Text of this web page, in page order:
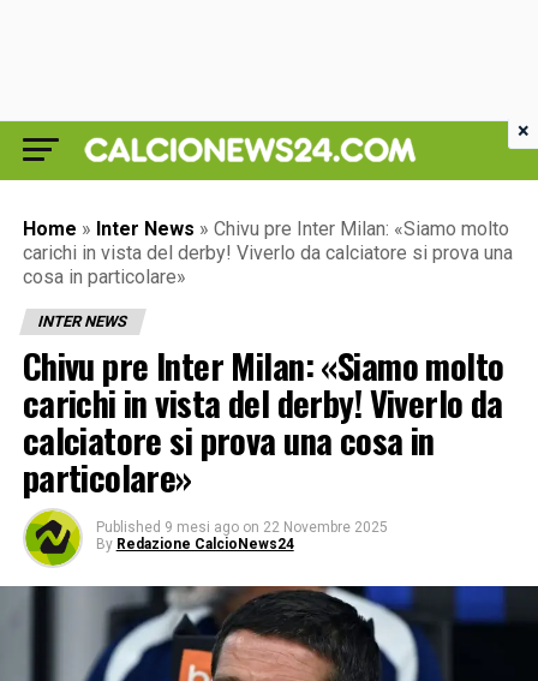
Home » Inter News » Chivu pre Inter Milan: «Siamo molto
carichi in vista del derby! Viverlo da calciatore si prova una
cosa in particolare»
INTER NEWS
Chivu pre Inter Milan: «Siamo molto
carichi in vista del derby! Viverlo da
calciatore si prova una cosa in
particolare»
Published 9 mesi ago on 22 Novembre 2025
By Redazione CalcioNews24
×